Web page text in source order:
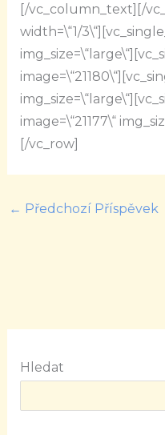
[/vc_column_text][/
width=\“1/
image=\“21177\“
[/vc_row]
← Předchozí Příspěvek
Hledat